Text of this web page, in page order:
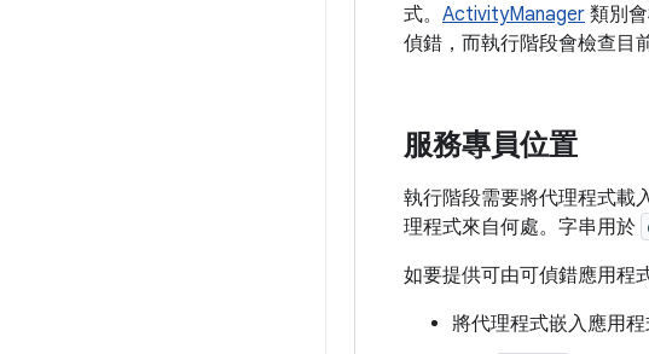
式。 ActivityManager 類別
偵錯，而執行階段會檢查目
服務專員位置
執行階段需要將代理程式載
理程式來自何處。字串用於
如要提供可由可偵錯應用程
將代理程式嵌入應用程